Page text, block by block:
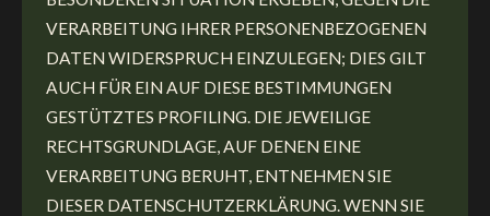
VERARBEITUNG IHRER PERSONENBEZOGENEN
DATEN WIDERSPRUCH EINZULEGEN; DIES GILT
AUCH FÜR EIN AUF DIESE BESTIMMUNGEN
GESTÜTZTES PROFILING. DIE JEWEILIGE
RECHTSGRUNDLAGE, AUF DENEN EINE
VERARBEITUNG BERUHT, ENTNEHMEN SIE
DIESER DATENSCHUTZERKLÄRUNG. WENN SIE